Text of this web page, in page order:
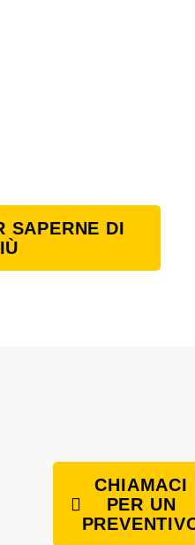
SAPERNE DI
CHIAMACI
PER UN